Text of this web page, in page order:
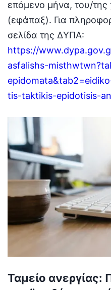
επόμενο μήνα, του/της
(εφάπαξ). Για
σελίδα της ΔΥΠΑ:
https://
asfalishs-
tis-taktikis-epidotisis-
Ταμείο ανεργίας: